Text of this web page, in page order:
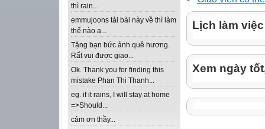
thì rain...
emmujoons tải bài này về thì làm
thế nào ạ...
Tặng bạn bức ảnh quê hương.
Rất vui được giao...
Ok. Thank you for finding this
mistake Phan Thi Thanh...
eg. if it rains, I will stay at home
=>Should...
cảm ơn thầy...
Lịch làm việc
Xem ngày